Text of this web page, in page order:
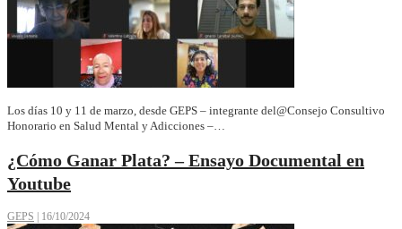
Los días 10 y 11 de marzo, desde GEPS – integrante del@Consejo Consultivo
Honorario en Salud Mental y Adicciones –…
¿Cómo Ganar Plata? – Ensayo Documental en
Youtube
GEPS 16/10/2024